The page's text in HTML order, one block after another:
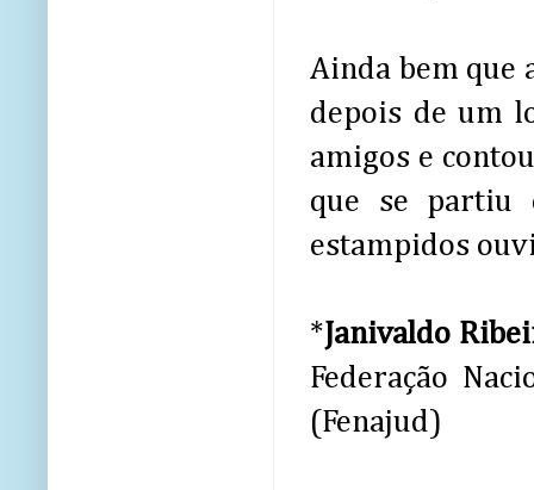
Ainda bem que
depois de um
amigos e
que se partiu
estampidos
*Janivaldo
Federação
(Fenajud)